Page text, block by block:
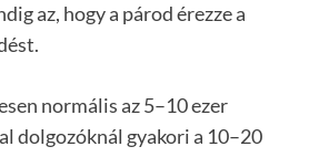
az, hogy a párod érezze a
normális az 5–10 ezer
dolgozóknál gyakori a 10–20